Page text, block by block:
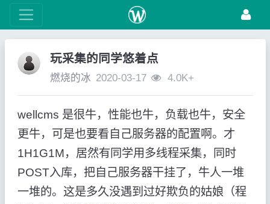
玩采集的同学悠着点
燃烧的冰 2020-03-17 4.0K+
wellcms 是很牛，性能也牛，负载也牛，安全
更牛，可是也要看自己服务器的配置啊。才
1H1G1M，居然有同学用多线程采集，同时
POST入库，把自己服务器干挂了，牛人一堆
一堆的。这是多久没遇到过好欺负的姑娘（程